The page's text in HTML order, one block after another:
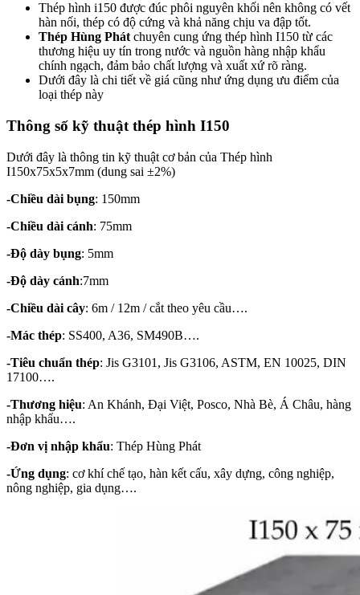
Thép hình i150 được đúc phôi nguyên khối nên không có vết
hàn nối, thép có độ cứng và khả năng chịu va đập tốt.
Thép Hùng Phát chuyên cung ứng thép hình I150 từ các
thương hiệu uy tín trong nước và nguồn hàng nhập khẩu
chính ngạch, đảm bảo chất lượng và xuất xứ rõ ràng.
Dưới đây là chi tiết về giá cũng như ứng dụng ưu điểm của
loại thép này
Thông số kỹ thuật thép hình I150
Dưới đây là thông tin kỹ thuật cơ bản của Thép hình
I150x75x5x7mm (dung sai ±2%)
-Chiều dài bụng: 150mm
-Chiều dài cánh: 75mm
-Độ dày bụng: 5mm
-Độ dày cánh:7mm
-Chiều dài cây: 6m / 12m / cắt theo yêu cầu….
-Mác thép: SS400, A36, SM490B….
-Tiêu chuẩn thép: Jis G3101, Jis G3106, ASTM, EN 10025, DIN
17100….
-Thương hiệu: An Khánh, Đại Việt, Posco, Nhà Bè, Á Châu, hàng
nhập khẩu….
-Đơn vị nhập khẩu: Thép Hùng Phát
-Ứng dụng: cơ khí chế tạo, hàn kết cấu, xây dựng, công nghiệp,
nông nghiệp, gia dụng….